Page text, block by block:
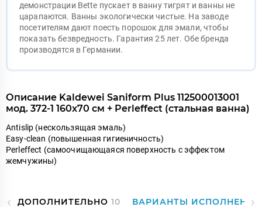
демонстрации Bette пускает в ванну тигрят и ванны не
царапаются. Ванны экологически чистые. На заводе
посетителям дают поесть порошок для эмали, чтобы
показать безвредность. Гарантия 25 лет. Обе бренда
производятся в Германии.
Описание Kaldewei Saniform Plus 112500013001
мод. 372-1 160x70 см + Perleffect (стальная ванна)
Antislip (нескользящая эмаль)
Easy-clean (повышенная гигиеничность)
Perleffect (самоочищающаяся поверхность с эффектом
жемчужины)
ДОПОЛНИТЕЛЬНО 10 ВАРИАНТЫ